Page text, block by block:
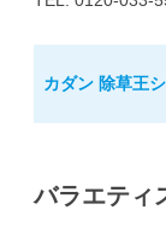
カダン 除草王
バラエティ